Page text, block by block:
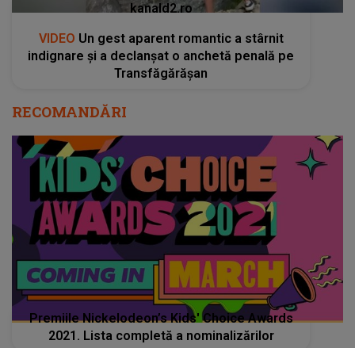
kanald2.ro
VIDEO Un gest aparent romantic a stârnit
indignare și a declanșat o anchetă penală pe
Transfăgărășan
RECOMANDĂRI
Premiile Nickelodeon’s Kids' Choice Awards
2021. Lista completă a nominalizărilor